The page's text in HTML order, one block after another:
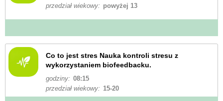
przedział wiekowy: powyżej 13
Co to jest stres Nauka kontroli stresu z
wykorzystaniem biofeedbacku.
godziny: 08:15
przedział wiekowy: 15-20